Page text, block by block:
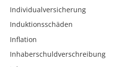
Individualversicherung
Induktionsschäden
Inflation
Inhaberschuldverschreibung